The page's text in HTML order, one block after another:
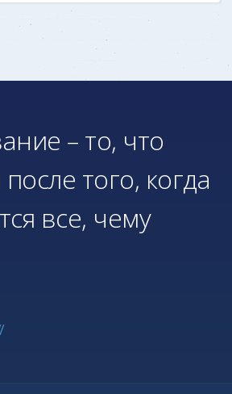
– то, что
после того, когда
все, чему